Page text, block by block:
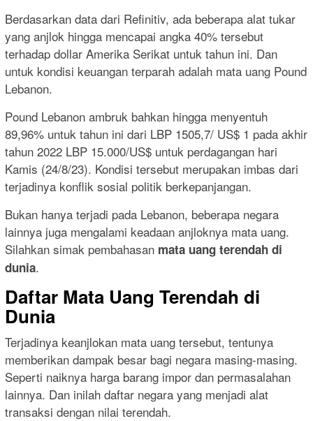
Berdasarkan data dari Refinitiv, ada beberapa alat tukar
yang anjlok hingga mencapai angka 40% tersebut
terhadap dollar Amerika Serikat untuk tahun ini. Dan
untuk kondisi keuangan terparah adalah mata uang Pound
Lebanon.
Pound Lebanon ambruk bahkan hingga menyentuh
89,96% untuk tahun ini dari LBP 1505,7/ US$ 1 pada akhir
tahun 2022 LBP 15.000/US$ untuk perdagangan hari
Kamis (24/8/23). Kondisi tersebut merupakan imbas dari
terjadinya konflik sosial politik berkepanjangan.
Bukan hanya terjadi pada Lebanon, beberapa negara
lainnya juga mengalami keadaan anjloknya mata uang.
Silahkan simak pembahasan mata uang terendah di
dunia.
Daftar Mata Uang Terendah di
Dunia
Terjadinya keanjlokan mata uang tersebut, tentunya
memberikan dampak besar bagi negara masing-masing.
Seperti naiknya harga barang impor dan permasalahan
lainnya. Dan inilah daftar negara yang menjadi alat
transaksi dengan nilai terendah.